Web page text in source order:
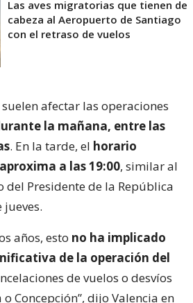
Las aves migratorias que tienen de
cabeza al Aeropuerto de Santiago
con el retraso de vuelos
afectar las operaciones
la mañana, entre las
. En la tarde, el horario
a las 19:00, similar al
Presidente de la República
años, esto no ha implicado
de la operación del
de vuelos o desvíos
Concepción”, dijo Valencia en